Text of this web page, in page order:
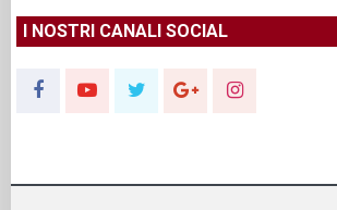
I NOSTRI CANALI SOCIAL